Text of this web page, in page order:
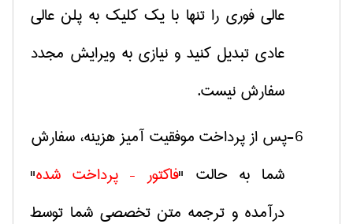
عالی فوری را تنها با یک کلیک به پلن عالی
عادی تبدیل کنید و نیازی به ویرایش مجدد
سفارش نیست.
6-پس از پرداخت موفقیت آمیز هزینه، سفارش
شما به حالت "فاکتور – پرداخت شده"
درآمده و ترجمه متن تخصصی شما توسط